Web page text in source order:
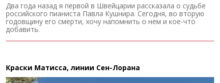
Два года назад я первой в Швейцарии рассказала о судьбе
российского пианиста Павла Кушнира. Сегодня, во вторую
годовщину его смерти, хочу напомнить о нем и кое-что
добавить.
Краски Матисса, линии Сен-Лорана